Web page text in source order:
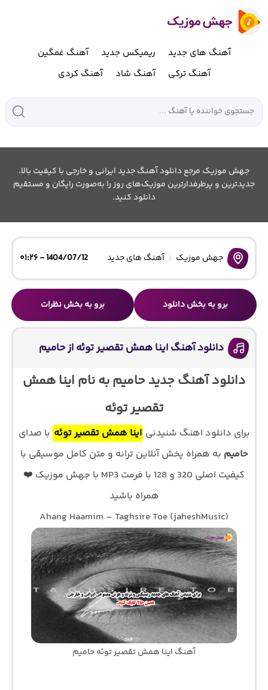
آهنگ های جدید ریمیکس جدید
آهنگ غمگین
آهنگ ترکی
آهنگ شاد آهنگ کردی
جهش موزیک مرجع دانلود آهنگ جدید ایرانی و خارجی با کیفیت بالا.
جدیدترین و پرطرفدارترین موزیک‌های روز را به‌صورت رایگان و مستقیم
دانلود کنید.
جهش موزیک آهنگ های جدید 1404/07/12 - ۰۱:۲۶
برو به بخش دانلود برو به بخش نظرات
دانلود آهنگ اﻳﻨﺎ ﻫﻤﺶ تقصیر توئه از حامیم
دانلود آهنگ جدید حامیم به نام اﻳﻨﺎ ﻫﻤﺶ
ﺗﻘﺼﻴﺮ ﺗﻮﺋﻪ
برای دانلود اهنگ شنیدنی اﻳﻨﺎ ﻫﻤﺶ ﺗﻘﺼﻴﺮ ﺗﻮﺋﻪ با صدای
حامیم به همراه پخش آنلاین ترانه و متن کامل موسیقی با
کیفیت اصلی 320 و 128 با فرمت MP3 با جهش موزیک ❤️
همراه باشید
Ahang Haamim – Taghsire Toe (jaheshMusic)
آهنگ اﻳﻨﺎ ﻫﻤﺶ ﺗﻘﺼﻴﺮ ﺗﻮﺋﻪ حامیم